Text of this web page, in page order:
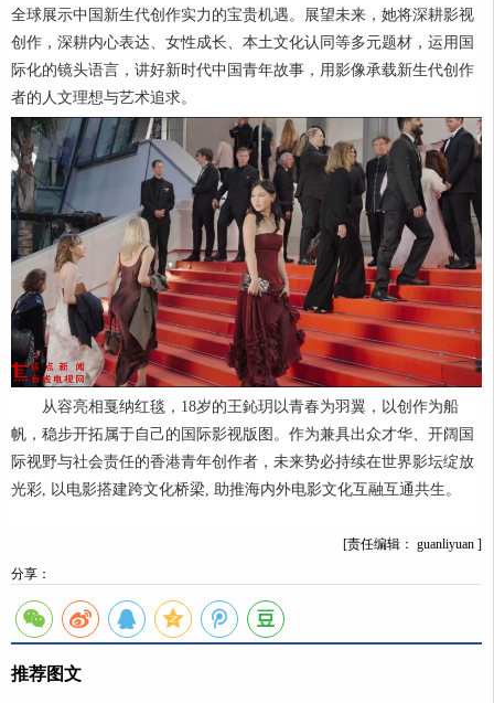
全球展示中国新生代创作实力的宝贵机遇。展望未来，她将深耕影视
创作，深耕内心表达、女性成长、本土文化认同等多元题材，运用国
际化的镜头语言，讲好新时代中国青年故事，用影像承载新生代创作
者的人文理想与艺术追求。
从容亮相戛纳红毯，18岁的王鈊玥以青春为羽翼，以创作为船
帆，稳步开拓属于自己的国际影视版图。作为兼具出众才华、开阔国
际视野与社会责任的香港青年创作者，未来势必持续在世界影坛绽放
光彩, 以电影搭建跨文化桥梁, 助推海内外电影文化互融互通共生。
[责任编辑： guanliyuan ]
分享：
推荐图文